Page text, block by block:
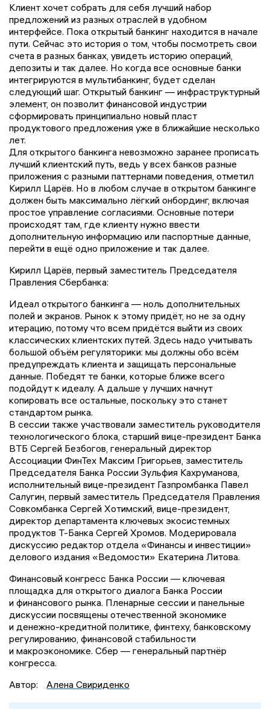
Клиент хочет собрать для себя лучший набор
предложений из разных отраслей в удобном
интерфейсе. Пока открытый банкинг находится в начале
пути. Сейчас это история о том, чтобы посмотреть свои
счета в разных банках, увидеть историю операций,
депозиты и так далее. Но когда все основные банки
интегрируются в мультибанкинг, будет сделан
следующий шаг. Открытый банкинг — инфраструктурный
элемент, он позволит финансовой индустрии
сформировать принципиально новый пласт
продуктового предложения уже в ближайшие несколько
лет.
Для открытого банкинга невозможно заранее прописать
лучший клиентский путь, ведь у всех банков разные
приложения с разными паттернами поведения, отметил
Кирилл Царёв. Но в любом случае в открытом банкинге
должен быть максимально лёгкий онбординг, включая
простое управление согласиями. Основные потери
происходят там, где клиенту нужно ввести
дополнительную информацию или паспортные данные,
перейти в ещё одно приложение и так далее.
Кирилл Царёв, первый заместитель Председателя
Правления Сбербанка:
Идеал открытого банкинга — ноль дополнительных
полей и экранов. Рынок к этому придёт, но не за одну
итерацию, потому что всем придётся выйти из своих
классических клиентских путей. Здесь надо учитывать
большой объём регуляторики: мы должны обо всём
предупреждать клиента и защищать персональные
данные. Победят те банки, которые ближе всего
подойдут к идеалу. А дальше у лучших начнут
копировать все остальные, поскольку это станет
стандартом рынка.
В сессии также участвовали заместитель руководителя
технологического блока, старший вице-президент Банка
ВТБ Сергей Безбогов, генеральный директор
Ассоциации ФинТех Максим Григорьев, заместитель
Председателя Банка России Зульфия Кахруманова,
исполнительный вице-президент Газпромбанка Павел
Салугин, первый заместитель Председателя Правления
Совкомбанка Сергей Хотимский, вице-президент,
директор департамента ключевых экосистемных
продуктов Т-Банка Сергей Хромов. Модерировала
дискуссию редактор отдела «Финансы и инвестиции»
делового издания «Ведомости» Екатерина Литова.
Финансовый конгресс Банка России — ключевая
площадка для открытого диалога Банка России
и финансового рынка. Пленарные сессии и панельные
дискуссии посвящены отечественной экономике
и денежно-кредитной политике, финтеху, банковскому
регулированию, финансовой стабильности
и макроэкономике. Сбер — генеральный партнёр
конгресса.
Автор:
Алена Свириденко